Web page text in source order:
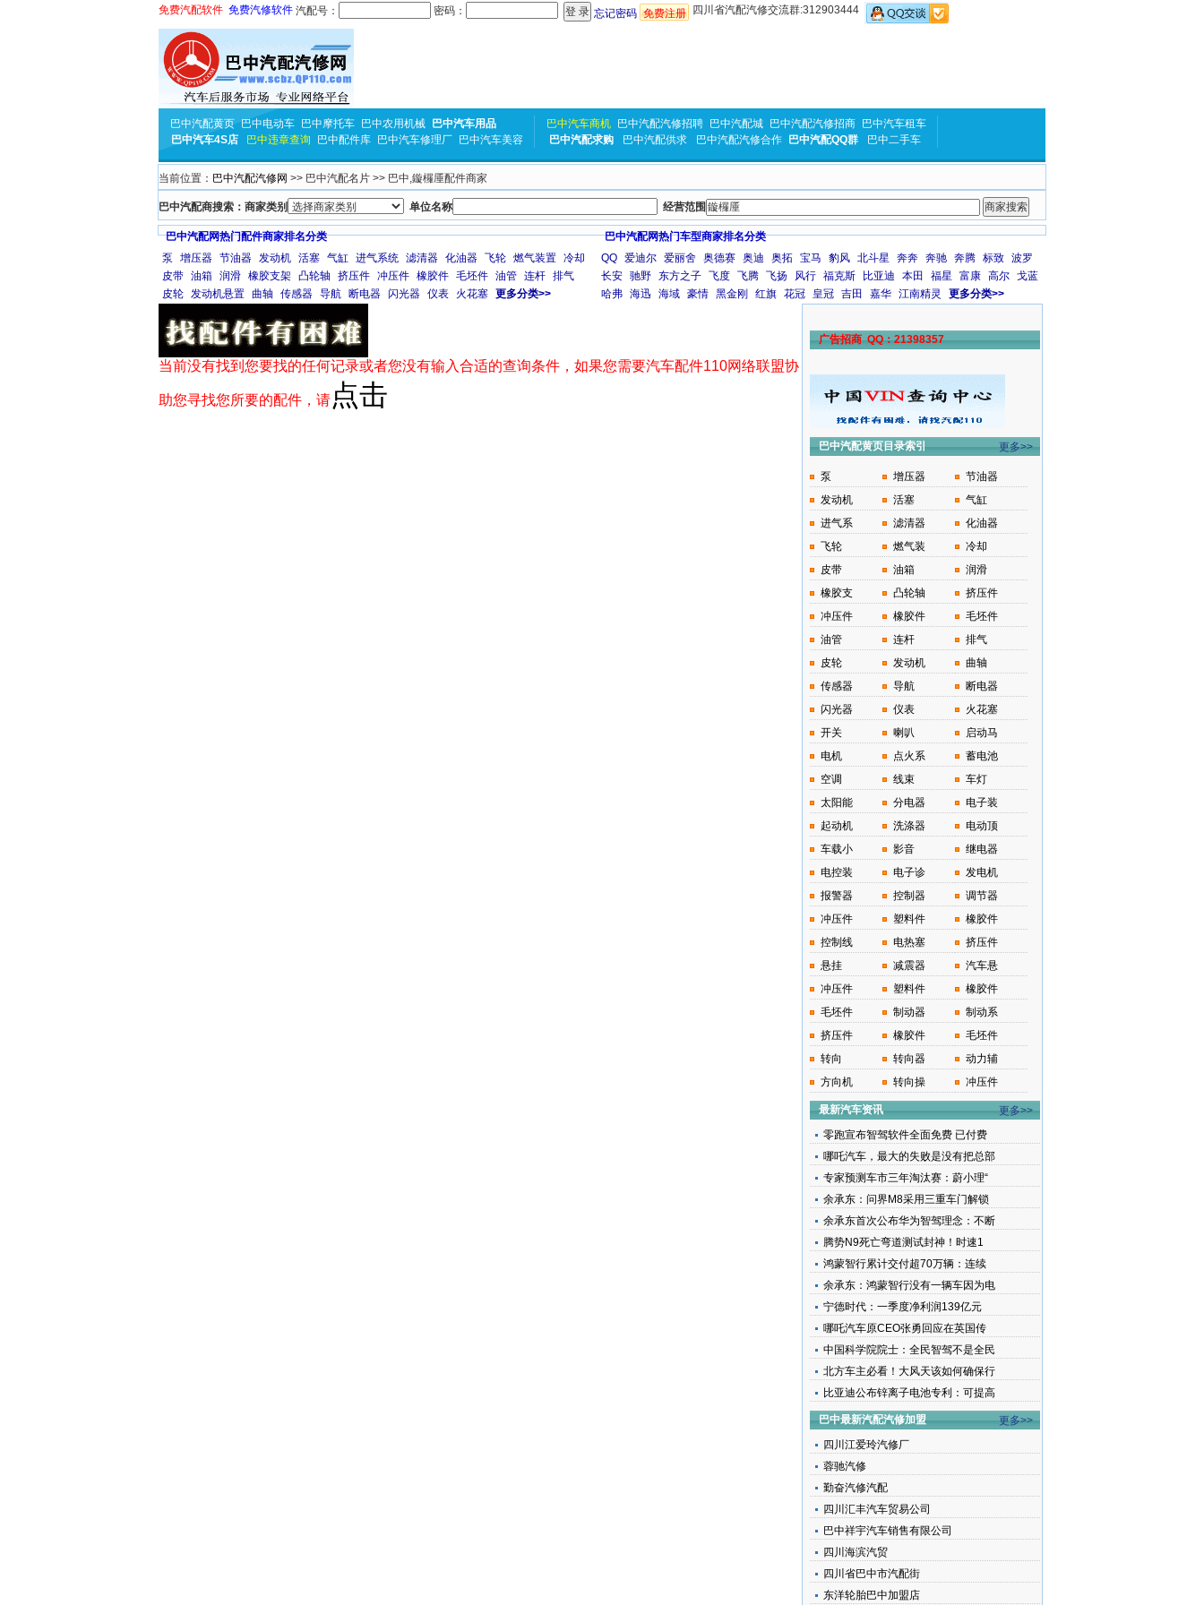
免费汽配软件 免费汽修软件 汽配号： 密码： 忘记密码 免费注册 四川省汽配汽修交流群:312903444
巴中汽配黄页 巴中电动车 巴中摩托车 巴中农用机械
巴中汽车用品
巴中汽车4S店
巴中违章查询 巴中配件库 巴中汽车修理厂 巴中汽车美容
巴中汽车商机 巴中汽配汽修招聘 巴中汽配城 巴中汽配汽修招商
巴中汽车租车
巴中汽配求购
巴中汽配供求 巴中汽配汽修合作 巴中汽配QQ群 巴中二手车
当前位置： 巴中汽配汽修网 >> 巴中汽配名片 >> 巴中,鏇欏厜配件商家
巴中汽配商搜索：商家类别 单位名称 经营范围
巴中汽配网热门配件商家排名分类
泵
增压器 节油器 发动机 活塞 气缸 进气系统 滤清器 化油器 飞轮 燃气装置 冷却
皮带 油箱 润滑 橡胶支架 凸轮轴 挤压件 冲压件 橡胶件 毛坯件 油管 连杆 排气
皮轮 发动机悬置 曲轴 传感器 导航 断电器 闪光器 仪表 火花塞 更多分类>>
巴中汽配网热门车型商家排名分类
QQ 爱迪尔 爱丽舍 奥德赛 奥迪 奥拓 宝马 豹风 北斗星 奔奔 奔驰 奔腾 标致 波罗
长安 驰野 东方之子 飞度 飞腾 飞扬 风行 福克斯 比亚迪 本田 福星 富康 高尔 戈蓝
哈弗 海迅 海域 豪情 黑金刚 红旗 花冠 皇冠 吉田 嘉华 江南精灵 更多分类>>
当前没有找到您要找的任何记录或者您没有输入合适的查询条件，如果您需要汽车配件110网络联盟协
助您寻找您所要的配件，请 点击
广告招商 QQ：21398357
巴中汽配黄页目录索引 更多>>
泵 增压器
节油器
发动机
活塞
气缸
进气系
滤清器
化油器
飞轮
燃气装
冷却
皮带
油箱
润滑
橡胶支
凸轮轴
挤压件
冲压件
橡胶件
毛坯件
油管
连杆
排气
皮轮
发动机
曲轴
传感器
导航
断电器
闪光器
仪表
火花塞
开关
喇叭
启动马
电机
点火系
蓄电池
空调
线束
车灯
太阳能
分电器
电子装
起动机
洗涤器
电动顶
车载小
影音
继电器
电控装
电子诊
发电机
报警器
控制器
调节器
冲压件
塑料件
橡胶件
控制线
电热塞
挤压件
悬挂
减震器
汽车悬
冲压件
塑料件
橡胶件
毛坯件
制动器
制动系
挤压件
橡胶件
毛坯件
转向
转向器
动力辅
方向机
转向操 冲压件
最新汽车资讯
更多>>
零跑宣布智驾软件全面免费 已付费
哪吒汽车，最大的失败是没有把总部
专家预测车市三年淘汰赛：蔚小理“
余承东：问界M8采用三重车门解锁
余承东首次公布华为智驾理念：不断
腾势N9死亡弯道测试封神！时速1
鸿蒙智行累计交付超70万辆：连续
余承东：鸿蒙智行没有一辆车因为电
宁德时代：一季度净利润139亿元
哪吒汽车原CEO张勇回应在英国传
中国科学院院士：全民智驾不是全民
北方车主必看！大风天该如何确保行
比亚迪公布锌离子电池专利：可提高
巴中最新汽配汽修加盟
更多>>
四川江爱玲汽修厂
蓉驰汽修
勤奋汽修汽配
四川汇丰汽车贸易公司
巴中祥宇汽车销售有限公司
四川海滨汽贸
四川省巴中市汽配街
东洋轮胎巴中加盟店